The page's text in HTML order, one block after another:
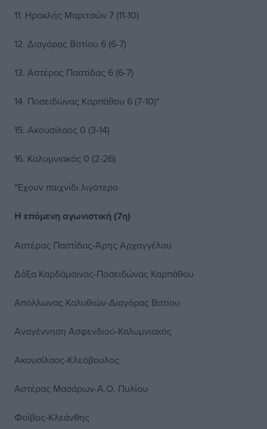
11. Ηρακλής Μαριτσών 7 (11-10)
12. Διαγόρας Βατίου 6 (6-7)
13. Αστέρας Παστίδας 6 (6-7)
14. Ποσειδώνας Καρπάθου 6 (7-10)*
15. Ακουσίλαος 0 (3-14)
16. Καλυμνιακός 0 (2-26)
*Έχουν παιχνίδι λιγότερο
Η επόμενη αγωνιστική (7η)
Αστέρας Παστίδας-Άρης Αρχαγγέλου
Δόξα Καρδάμαινας-Ποσειδώνας Καρπάθου
Απόλλωνας Καλυθιών-Διαγόρας Βατίου
Αναγέννηση Ασφενδιού-Καλυμνιακός
Ακουσίλαος-Κλεόβουλος
Αστέρας Μασάρων-Α.Ο. Πυλίου
Φοίβος-Κλεάνθης